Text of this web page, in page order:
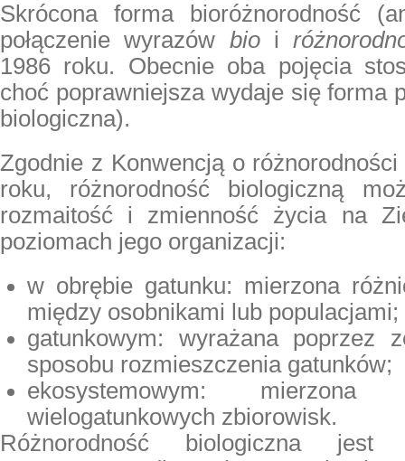
Skrócona forma bioróżnorodność
połączenie wyrazów bioi
1986 roku. Obecnie oba pojęcia
choć poprawniejsza wydaje się forma
biologiczna).
Zgodnie z Konwencją o
roku, różnorodność biologiczną
rozmaitość i zmienność życia na
poziomach jego organizacji:
w obrębie gatunku: mierzona
między osobnikami lub populacjami;
gatunkowym: wyrażana poprzez
sposobu rozmieszczenia gatunków;
ekosystemowym:
wielogatunkowych zbiorowisk.
Różnorodność biologiczna jest